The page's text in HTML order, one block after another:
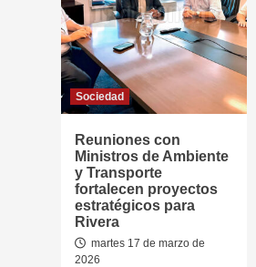
Sociedad
Reuniones con
Ministros de Ambiente
y Transporte
fortalecen proyectos
estratégicos para
Rivera
martes 17 de marzo de
2026